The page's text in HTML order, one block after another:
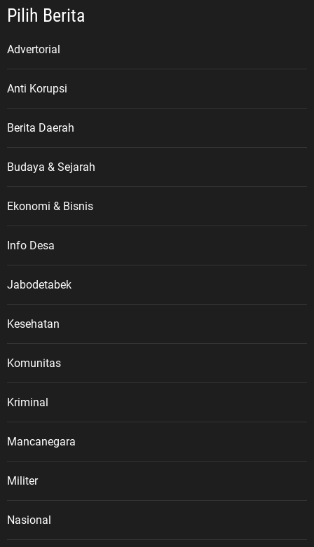
Pilih Berita
Advertorial
Anti Korupsi
Berita Daerah
Budaya & Sejarah
Ekonomi & Bisnis
Info Desa
Jabodetabek
Kesehatan
Komunitas
Kriminal
Mancanegara
Militer
Nasional